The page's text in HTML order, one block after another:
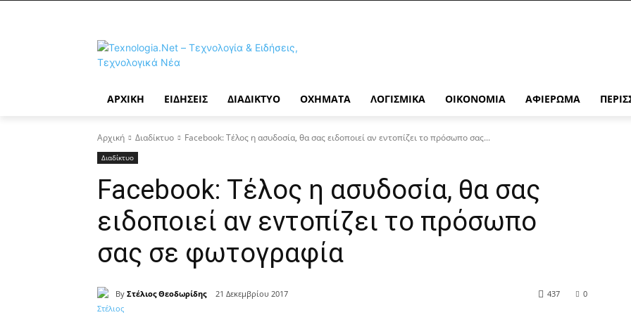
ΑΡΧΙΚΉ ΕΙΔΉΣΕΙΣ ΔΙΑΔΊΚΤΥΟ ΟΧΉΜΑΤΑ ΛΟΓΙΣΜΙΚΆ ΟΙΚΟΝΟΜΊΑ ΑΦΙΈΡΩΜΑ
Αρχική Διαδίκτυο Facebook: Τέλος η ασυδοσία, θα σας ειδοποιεί αν εντοπίζει το πρόσωπο σας...
Διαδίκτυο
Facebook: Τέλος η ασυδοσία, θα σας
ειδοποιεί αν εντοπίζει το πρόσωπο
σας σε φωτογραφία
By Στέλιος Θεοδωρίδης 21 Δεκεμβρίου 2017 0
437